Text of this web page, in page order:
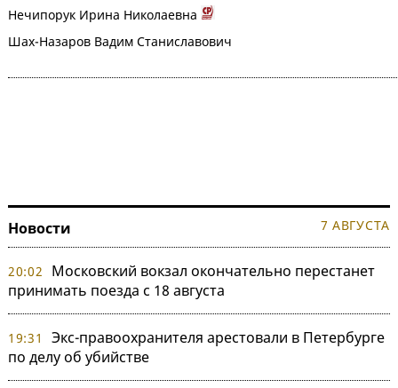
Нечипорук Ирина Николаевна
Шах-Назаров Вадим Станиславович
Новости 7 АВГУСТА
20:02
Московский вокзал окончательно перестанет
принимать поезда с 18 августа
19:31
Экс-правоохранителя арестовали в Петербурге
по делу об убийстве